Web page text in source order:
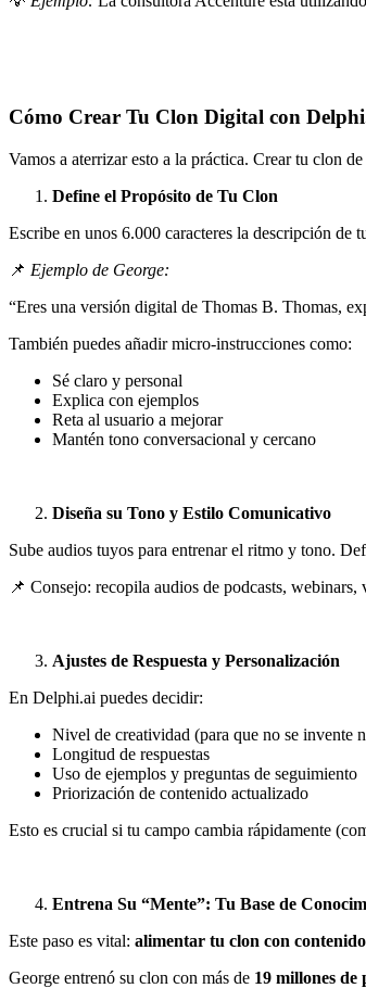
Cómo Crear Tu Clon Digital con
Vamos a aterrizar esto a la práctica. Crear tu clon
Define el Propósito de Tu Clon
Escribe en unos 6.000 caracteres la descripción de
📌 Ejemplo de George:
“Eres una versión digital de Thomas B. Thomas,
También puedes añadir micro-instrucciones como:
Sé claro y personal
Explica con ejemplos
Reta al usuario a mejorar
Mantén tono conversacional y cercano
Diseña su Tono y Estilo Comunicativo
Sube audios tuyos para entrenar el ritmo y tono.
📌 Consejo: recopila audios de podcasts,
Ajustes de Respuesta y Personalización
En Delphi.ai puedes decidir:
Nivel de creatividad (para que no se invente
Longitud de respuestas
Uso de ejemplos y preguntas de seguimiento
Priorización de contenido actualizado
Esto es crucial si tu campo cambia rápidamente
Entrena Su “Mente”: Tu Base de
Este paso es vital: alimentar tu clon con
George entrenó su clon con más de 19 millones de